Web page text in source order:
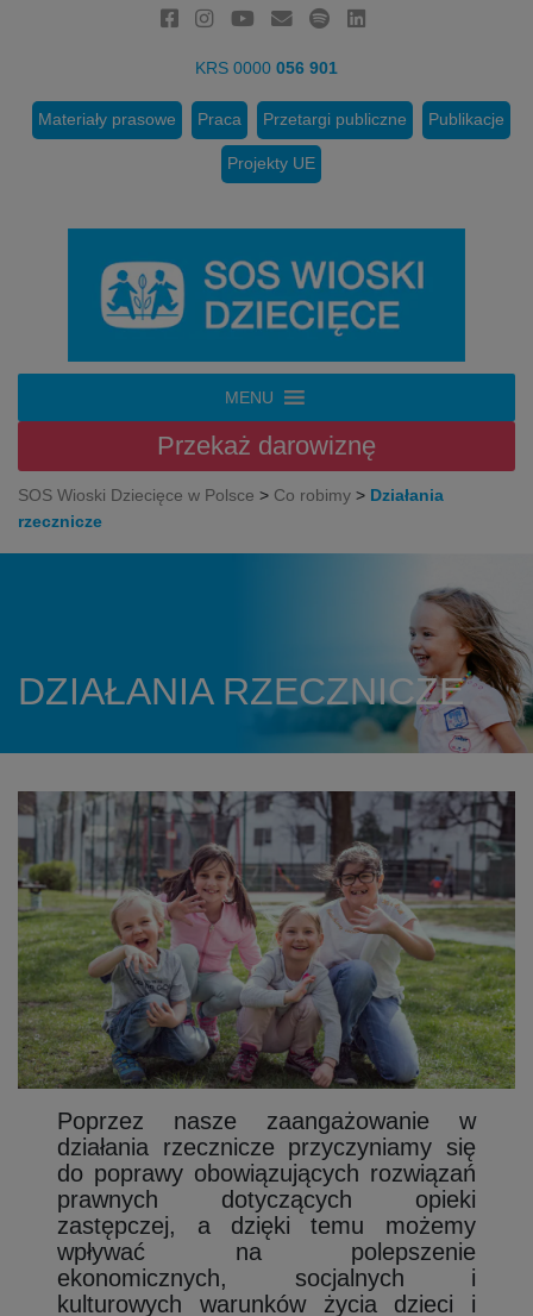
KRS 0000 056 901
Materiały prasowe Praca Przetargi publiczne Publikacje
Projekty UE
MENU
Przekaż darowiznę
SOS Wioski Dziecięce w Polsce > Co robimy > Działania
rzecznicze
DZIAŁANIA RZECZNICZE
Poprzez nasze zaangażowanie w
działania rzecznicze przyczyniamy się
do poprawy obowiązujących rozwiązań
prawnych dotyczących opieki
zastępczej, a dzięki temu możemy
wpływać na polepszenie
ekonomicznych, socjalnych i
kulturowych warunków życia dzieci i